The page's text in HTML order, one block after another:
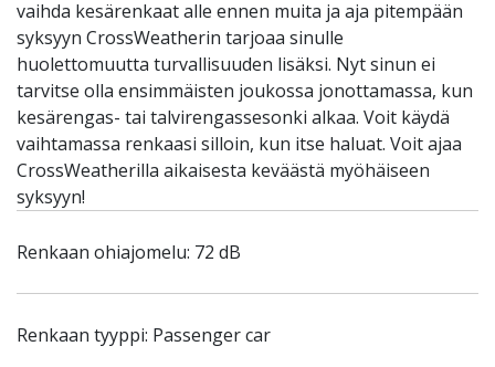
vaihda kesärenkaat alle ennen muita ja aja pitempään
syksyyn CrossWeatherin tarjoaa sinulle
huolettomuutta turvallisuuden lisäksi. Nyt sinun ei
tarvitse olla ensimmäisten joukossa jonottamassa, kun
kesärengas- tai talvirengassesonki alkaa. Voit käydä
vaihtamassa renkaasi silloin, kun itse haluat. Voit ajaa
CrossWeatherilla aikaisesta keväästä myöhäiseen
syksyyn!
Renkaan ohiajomelu: 72 dB
Renkaan tyyppi: Passenger car